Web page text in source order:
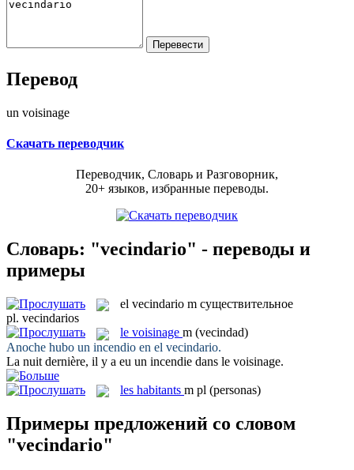
Перевод
un voisinage
Скачать переводчик
Переводчик, Словарь и Разговорник,
20+ языков, избранные переводы.
Словарь: "vecindario" - переводы и
примеры
el vecindario m существительное
pl. vecindarios
le voisinage m (vecindad)
Anoche hubo un incendio en el vecindario.
La nuit dernière, il y a eu un incendie dans le voisinage.
les habitants m pl (personas)
Примеры предложений со словом
"vecindario"